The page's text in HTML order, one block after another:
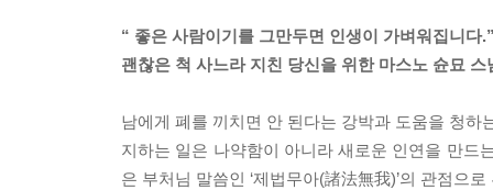
“ 좋은 사람이기를 그만두면 인생이 가벼워집니다
괜찮은 척 사느라 지친 당신을 위한 마스노 슌묘 스
남에게 폐를 끼치면 안 된다는 강박과 도움을 청
지하는 일은 나약함이 아니라 새로운 인연을 만드
은 부처님 말씀인 ‘제법무아(諸法無我)’의 관점으